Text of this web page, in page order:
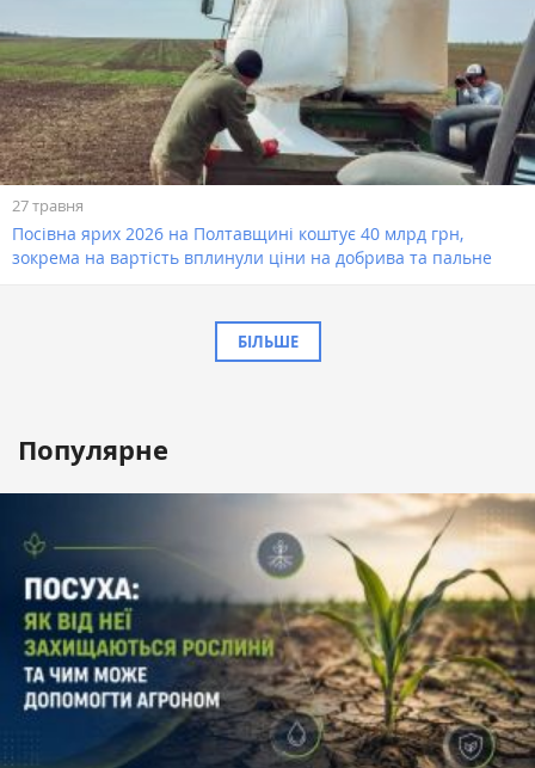
27 травня
Посівна ярих 2026 на Полтавщині коштує 40 млрд грн,
зокрема на вартість вплинули ціни на добрива та пальне
БІЛЬШЕ
Популярне